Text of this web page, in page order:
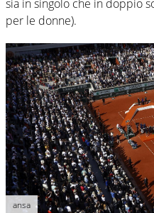
sia in singolo che in doppio
per le donne).
ansa